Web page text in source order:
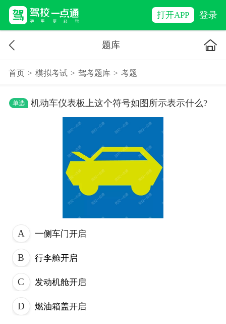
打开APP 登录
题库
首页 > 模拟考试 > 驾考题库 > 考题
单选 机动车仪表板上这个符号如图所示表示什么?
一侧车门开启
行李舱开启
发动机舱开启
燃油箱盖开启